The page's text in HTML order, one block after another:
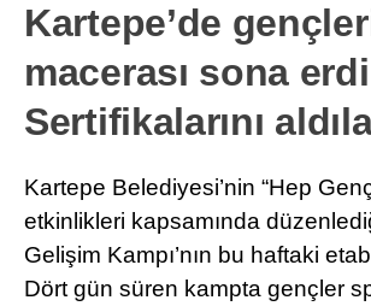
Kartepe’de
macerası sona
Sertifikalarını
Kartepe Belediyesi’nin “Hep
etkinlikleri kapsamında
Gelişim Kampı’nın bu haftaki
Dört gün süren kampta gençler